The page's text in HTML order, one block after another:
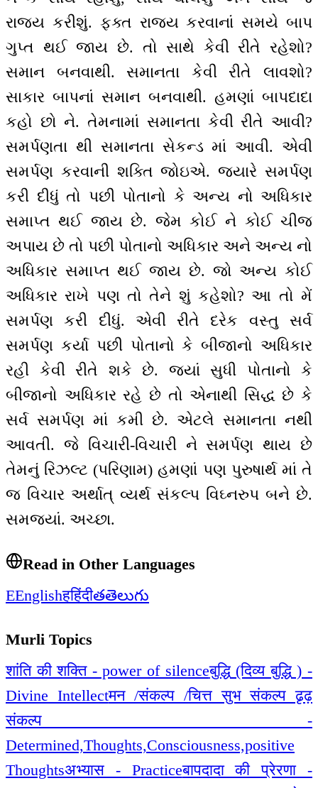
રાજ્ય કરીશું. ફક્ત રાજ્ય કરવાનાં સમયે બાપ
ગુપ્ત થઈ જાય છે. તો સાથે કેવી રીતે રહેશો?
સમાન બનવાથી. સમાનતા કેવી રીતે લાવશો?
સાકાર બાપનાં સમાન બનવાથી. હમણાં બાપદાદા
કહો છો ને. તેમનામાં સમાનતા કેવી રીતે આવી?
સમર્પણતા થી સમાનતા સેકન્ડ માં આવી. એવી
સમર્પણ કરવાની શક્તિ જોઇએ. જ્યારે સમર્પણ
કરી દીધું તો પછી પોતાનો કે અન્ય નો અધિકાર
સમાપ્ત થઈ જાય છે. જેમ કોઈ ને કોઈ ચીજ
અપાય છે તો પછી પોતાનો અધિકાર અને અન્ય નો
અધિકાર સમાપ્ત થઈ જાય છે. જો અન્ય કોઈ
અધિકાર રાખે પણ તો તેને શું કહેશો? આ તો મેં
સમર્પણ કરી દીધું. એવી રીતે દરેક વસ્તુ સર્વ
સમર્પણ કર્યા પછી પોતાનો કે બીજાનો અધિકાર
રહી કેવી રીતે શકે છે. જ્યાં સુધી પોતાનો કે
બીજાનો અધિકાર રહે છે તો એનાથી સિદ્ધ છે કે
સર્વ સમર્પણ માં કમી છે. એટલે સમાનતા નથી
આવતી. જે વિચારી-વિચારી ને સમર્પણ થાય છે
તેમનું રિઝલ્ટ (પરિણામ) હમણાં પણ પુરુષાર્થ માં તે
જ વિચાર અર્થાત્ વ્યર્થ સંકલ્પ વિઘ્નરુપ બને છે.
સમજ્યાં. અચ્છા.
Read in Other Languages
EEnglishहहिंदीతతెలుగు
Murli Topics
शांति की शक्ति - power of silenceबुद्धि (दिव्य बुद्धि ) -
Divine Intellectमन /संकल्प /चित्त सुभ संकल्प ढृढ़
संकल्प -
Determined,Thoughts,Consciousness,positive
Thoughtsअभ्यास - Practiceबापदादा की प्रेरणा -